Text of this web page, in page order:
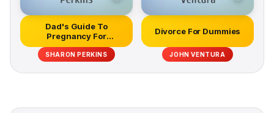
Dad's Guide To
Pregnancy For
Dummies
SHARON PERKINS
Divorce For Dummies
JOHN VENTURA